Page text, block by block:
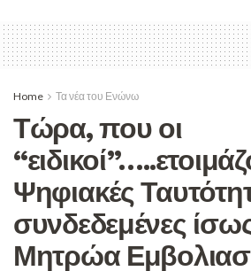
Home Τα νέα του Ενώνω
Τώρα, που οι
Ψηφιακές
συνδεδεμένες
Μητρώα